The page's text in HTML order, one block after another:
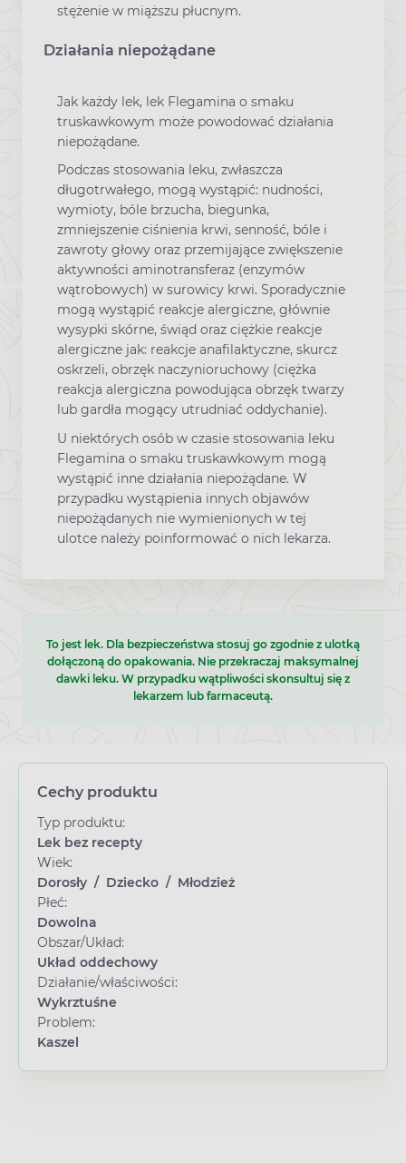
stężenie w miąższu płucnym.
Działania niepożądane
Jak każdy lek, lek Flegamina o smaku
truskawkowym może powodować działania
niepożądane.
Podczas stosowania leku, zwłaszcza
długotrwałego, mogą wystąpić: nudności,
wymioty, bóle brzucha, biegunka,
zmniejszenie ciśnienia krwi, senność, bóle i
zawroty głowy oraz przemijające zwiększenie
aktywności aminotransferaz (enzymów
wątrobowych) w surowicy krwi. Sporadycznie
mogą wystąpić reakcje alergiczne, głównie
wysypki skórne, świąd oraz ciężkie reakcje
alergiczne jak: reakcje anafilaktyczne, skurcz
oskrzeli, obrzęk naczynioruchowy (ciężka
reakcja alergiczna powodująca obrzęk twarzy
lub gardła mogący utrudniać oddychanie).
U niektórych osób w czasie stosowania leku
Flegamina o smaku truskawkowym mogą
wystąpić inne działania niepożądane. W
przypadku wystąpienia innych objawów
niepożądanych nie wymienionych w tej
ulotce należy poinformować o nich lekarza.
To jest lek. Dla bezpieczeństwa stosuj go zgodnie z ulotką
dołączoną do opakowania. Nie przekraczaj maksymalnej
dawki leku. W przypadku wątpliwości skonsultuj się z
lekarzem lub farmaceutą.
Cechy produktu
Typ produktu:
Lek bez recepty
Wiek:
Dorosły / Dziecko / Młodzież
Płeć:
Dowolna
Obszar/Układ:
Układ oddechowy
Działanie/właściwości:
Wykrztuśne
Problem:
Kaszel